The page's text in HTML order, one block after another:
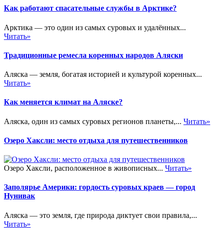
Как работают спасательные службы в Арктике?
Арктика — это один из самых суровых и удалённых...
Читать»
Традиционные ремесла коренных народов Аляски
Аляска — земля, богатая историей и культурой коренных...
Читать»
Как меняется климат на Аляске?
Аляска, один из самых суровых регионов планеты,... Читать»
Озеро Хаксли: место отдыха для путешественников
Озеро Хаксли, расположенное в живописных... Читать»
Заполярье Америки: гордость суровых краев — город
Нунивак
Аляска — это земля, где природа диктует свои правила,...
Читать»